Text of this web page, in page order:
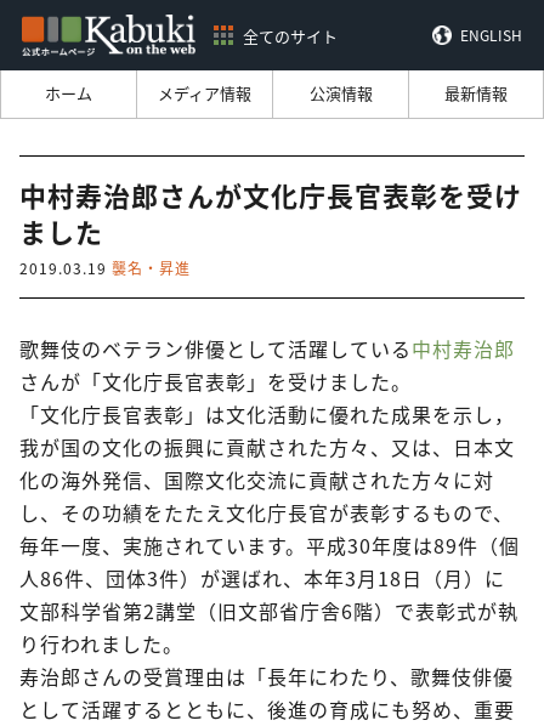
全てのサイト ENGLISH
ホーム メディア情報 公演情報 最新情報
中村寿治郎さんが文化庁長官表彰を受け
ました
2019.03.19 襲名・昇進
歌舞伎のベテラン俳優として活躍している中村寿治郎
さんが「文化庁長官表彰」を受けました。
「文化庁長官表彰」は文化活動に優れた成果を示し，
我が国の文化の振興に貢献された方々、又は、日本文
化の海外発信、国際文化交流に貢献された方々に対
し、その功績をたたえ文化庁長官が表彰するもので、
毎年一度、実施されています。平成30年度は89件（個
人86件、団体3件）が選ばれ、本年3月18日（月）に
文部科学省第2講堂（旧文部省庁舎6階）で表彰式が執
り行われました。
寿治郎さんの受賞理由は「長年にわたり、歌舞伎俳優
として活躍するとともに、後進の育成にも努め、重要